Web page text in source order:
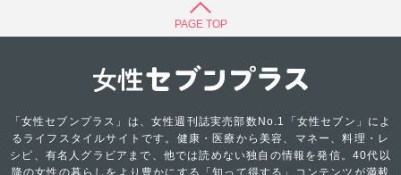
PAGE TOP
「女性セブンプラス」は、女性週刊誌実売部数No.1「女性セブン」によ
るライフスタイルサイトです。健康・医療から美容、マネー、料理・レ
シピ、有名人グラビアまで、他では読めない独自の情報を発信。40代以
降の女性の暮らしをより豊かにする「知って得する」コンテンツが満載